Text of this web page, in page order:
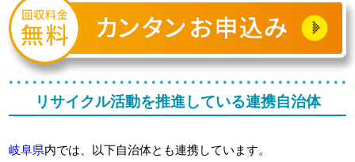
リサイクル活動を推進している連携自治体
岐阜県内では、以下自治体とも連携しています。